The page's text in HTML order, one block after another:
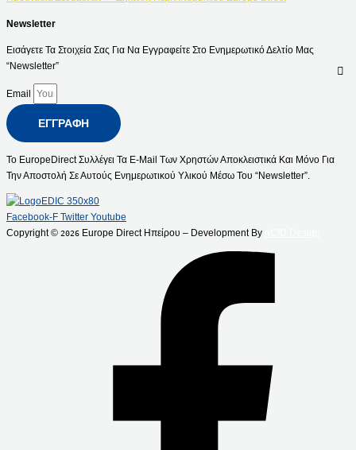
Newsletter
Εισάγετε Τα Στοιχεία Σας Για Να Εγγραφείτε Στο Ενημερωτικό Δελτίο Μας
“Newsletter”
Email
ΕΓΓΡΑΦΉ
Το EuropeDirect Συλλέγει Τα E-Mail Των Χρηστών Αποκλειστικά Και Μόνο Για
Την Αποστολή Σε Αυτούς Ενημερωτικού Υλικού Μέσω Του “Newsletter”.
Facebook-F Twitter Youtube
Copyright © 2026 Europe Direct Ηπείρου – Development By